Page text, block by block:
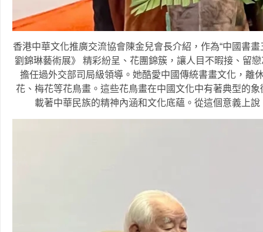
香港中華文化推廣交流協會陳金兒會長介紹，作為“中國書
劉錦琳藝術展》 精彩紛呈、花團錦簇，讓人目不暇接、留
擔任過外交部司局級領導。她酷愛中國傳統書畫文化，離
花、梅花等花鳥畫。這些花鳥畫在中國文化中有著典型的
載著中華民族的精神內涵和文化底蘊。從這個意義上